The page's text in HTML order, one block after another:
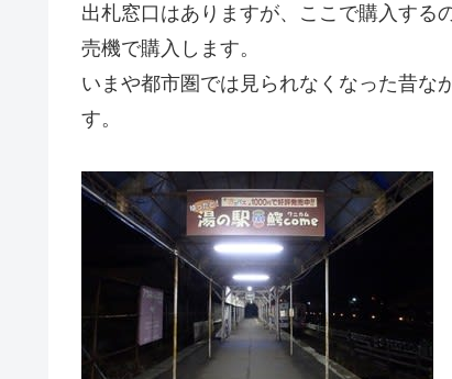
出札窓口はありますが、ここで購入する
売機で購入します。
いまや都市圏では見られなくなった昔な
す。